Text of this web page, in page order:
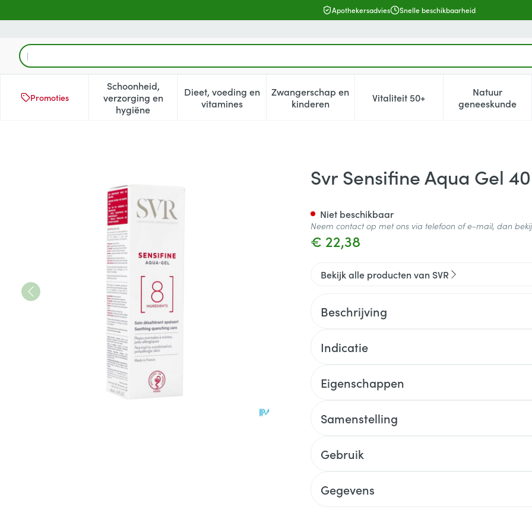
Apothekersadvies Snelle beschikbaarheid
Product, merk, categorie...
Promoties
Schoonheid,
verzorging en
hygiëne
Toon submenu voor Schoonheid, verzorging en hygiëne categorie
Dieet, voeding en
vitaminesToon submenu voor Dieet, voeding en vitamines categorie
Zwangerschap en
kinderenToon submenu voor Zwangerschap en kinderen
Vitaliteit 50+Toon submenu voor Vitaliteit
Natuur
geneeskunde
Toon
Svr Sensifine Aqua Gel
€ 22,38
Niet beschikbaar
Neem contact op met ons via telefoon of e-mail, dan
Bekijk alle producten van SVR
Beschrijving
Indicatie
Eigenschappen
Samenstelling
Gebruik
Gegevens